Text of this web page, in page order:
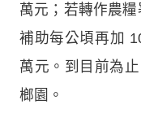
萬元；若轉作農
補助每公頃再加
萬元。到目前為
榔園。